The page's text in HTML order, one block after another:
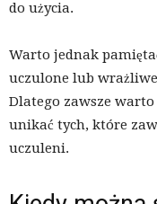
do użycia.
Warto jednak
uczulone lub
Dlatego zawsze
unikać tych, które
uczuleni.